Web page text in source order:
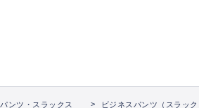
パンツ・スラックス ビジネスパンツ（スラッ